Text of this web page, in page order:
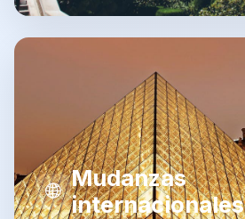
Mudanzas
internacionales